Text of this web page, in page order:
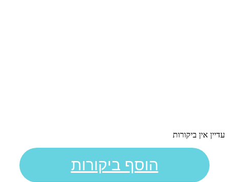
עדיין אין ביקורות
הוסף ביקורות